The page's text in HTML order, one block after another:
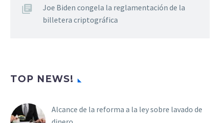
Joe Biden congela la reglamentación de la
billetera criptográfica
TOP NEWS!
Alcance de la reforma a la ley sobre lavado de